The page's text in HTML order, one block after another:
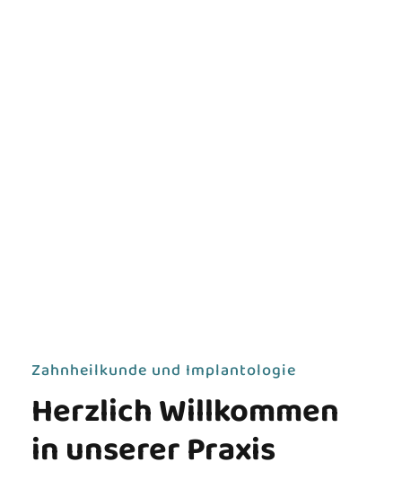
Zahnheilkunde und Implantologie
Herzlich Willkommen
in unserer Praxis